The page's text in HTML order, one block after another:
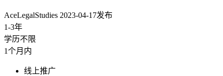
AceLegalStudies 2023-04-17发布
1-3年
学历不限
1个月内
线上推广